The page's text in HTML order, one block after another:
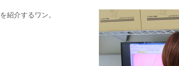
紹介するワン。